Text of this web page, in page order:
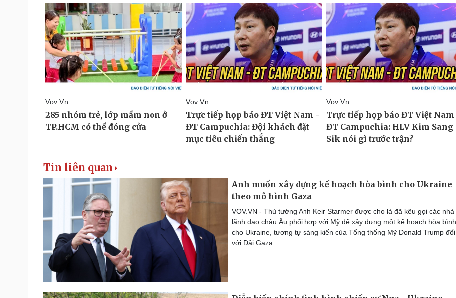
Tin liên quan
Anh muốn xây dựng kế hoạch hòa bình cho Ukraine
theo mô hình Gaza
VOV.VN - Thủ tướng Anh Keir Starmer được cho là đã kêu gọi các nhà
lãnh đạo châu Âu phối hợp với Mỹ để xây dựng một kế hoạch hòa bình
cho Ukraine, tương tự sáng kiến của Tổng thống Mỹ Donald Trump đối
với Dải Gaza.